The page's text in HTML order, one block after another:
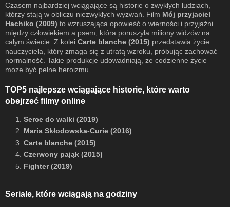
Czasem najbardziej wciągające są historie o zwykłych ludziach,
którzy stają w obliczu niezwykłych wyzwań. Film Mój przyjaciel
Hachiko (2009) to wzruszająca opowieść o wierności i przyjaźni
między człowiekiem a psem, która poruszyła miliony widzów na
całym świecie. Z kolei Carte blanche (2015) przedstawia życie
nauczyciela, który zmaga się z utratą wzroku, próbując zachować
normalność. Takie produkcje udowadniają, że codzienne życie
może być pełne heroizmu.
TOP5 najlepsze wciągające historie, które warto
obejrzeć filmy online
1. Serce do walki (2019)
2. Maria Skłodowska-Curie (2016)
3. Carte blanche (2015)
4. Czerwony pająk (2015)
5. Fighter (2019)
Seriale, które wciągają na godziny